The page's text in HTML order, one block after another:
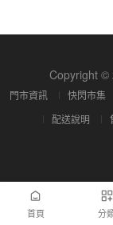
首頁 分
Copyright ©
門市資訊 快閃市集
配送說明